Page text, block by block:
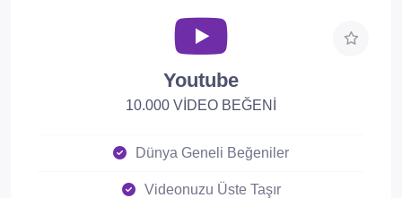
Youtube
10.000 VİDEO BEĞENİ
Dünya Geneli Beğeniler
Videonuzu Üste Taşır